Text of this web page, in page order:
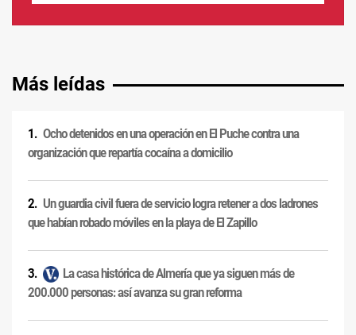
Más leídas
Ocho detenidos en una operación en El Puche contra una
organización que repartía cocaína a domicilio
Un guardia civil fuera de servicio logra retener a dos ladrones
que habían robado móviles en la playa de El Zapillo
La casa histórica de Almería que ya siguen más de
200.000 personas: así avanza su gran reforma